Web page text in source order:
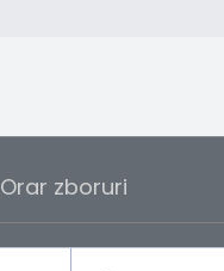
Orar zboruri